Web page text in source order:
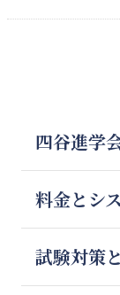
四谷進学
四谷進学会
教師の質と
料金とシ
オンライン
試験対策